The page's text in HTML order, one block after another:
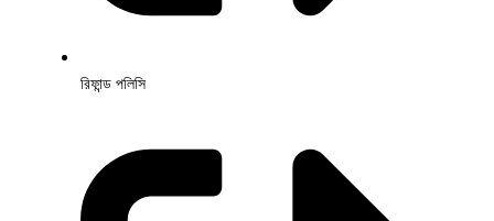
রিফান্ড পলিসি